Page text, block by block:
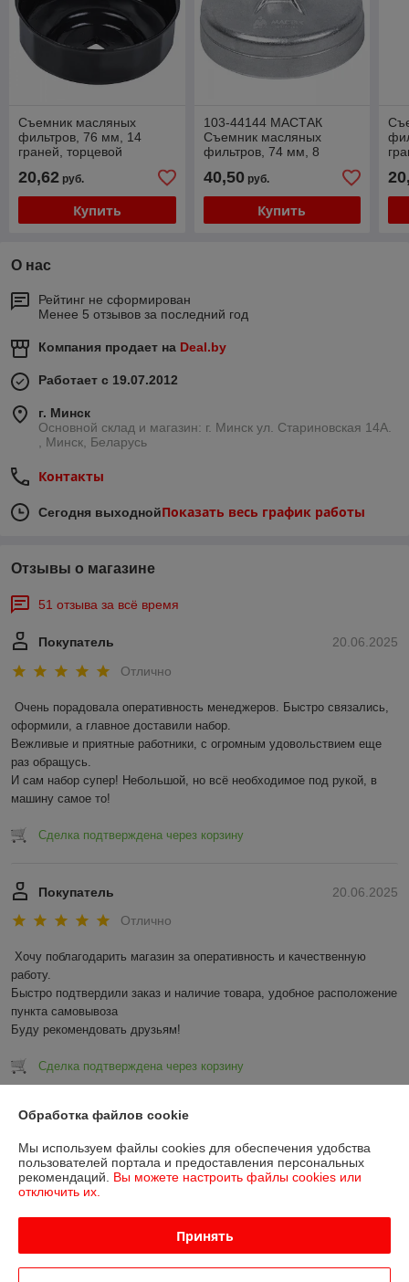
Съемник масляных
фильтров, 76 мм, 14
граней, торцевой
20,62 руб.
Купить
103-44144 МАСТАК
Съемник масляных
фильтров, 74 мм, 8
МАСТАК 103-44144
40,50руб.
Купить
О нас
Рейтинг не сформирован
Менее 5 отзывов за последний год
Компания продает на Deal.by
Работает с 19.07.2012
г. Минск
Основной склад и магазин: г. Минск ул. Стариновская 14А.
, Минск, Беларусь
Контакты
Сегодня выходнойПоказать весь график работы
Отзывы о магазине
51 отзыва за всё время
20.06.2025
Покупатель
Отлично
Очень порадовала оперативность менеджеров. Быстро связались,
оформили, а главное доставили набор.
Вежливые и приятные работники, с огромным удовольствием еще
раз обращусь.
И сам набор супер! Небольшой, но всё необходимое под рукой, в
машину самое то!
Сделка подтверждена через корзину
20.06.2025
Покупатель
Отлично
Хочу поблагодарить магазин за оперативность и качественную
работу.
Быстро подтвердили заказ и наличие товара, удобное расположение
пункта самовывоза
Буду рекомендовать друзьям!
Сделка подтверждена через корзину
Показать все отзывы
О нас
Контакты
Доставка и оплата
Обработка файлов cookie
Мы используем файлы cookies для обеспечения удобства
пользователей портала и предоставления персональных
рекомендаций. Вы можете настроить файлы cookies или
отключить их.
Принять